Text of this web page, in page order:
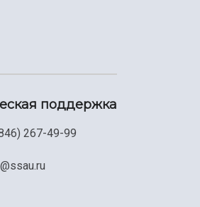
поддержка
267-49-99